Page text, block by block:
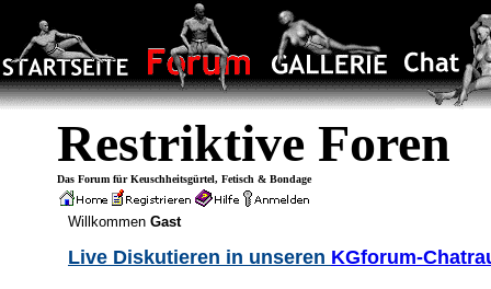
Restriktive Foren
Das Forum für Keuschheitsgürtel, Fetisch & Bondage
Willkommen Gast
Live Diskutieren in unseren KGforum-